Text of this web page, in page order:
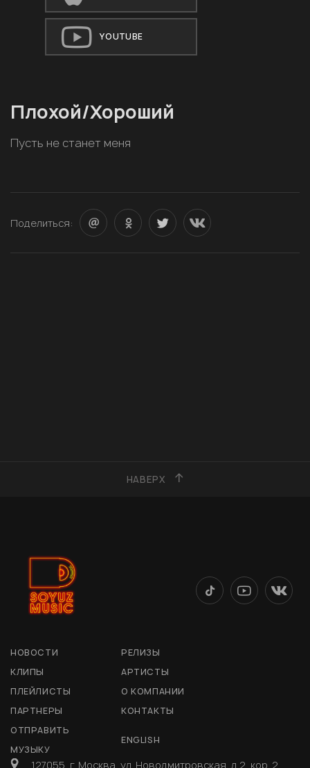
YOUTUBE
Плохой/Хороший
Пусть не станет меня
Поделиться:
НАВЕРХ
НОВОСТИ
РЕЛИЗЫ
КЛИПЫ
АРТИСТЫ
ПЛЕЙЛИСТЫ
О КОМПАНИИ
ПАРТНЕРЫ
КОНТАКТЫ
ОТПРАВИТЬ
МУЗЫКУ
ENGLISH
127055, г. Москва, ул. Новодмитровская, д 2, кор. 2